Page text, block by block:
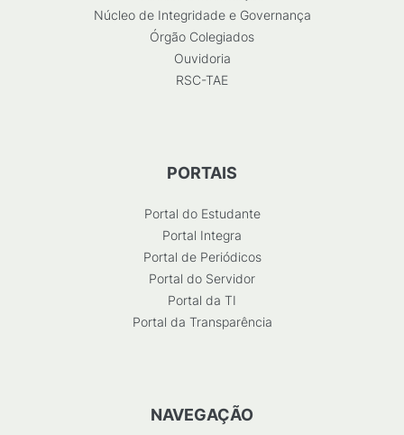
Núcleo de Integridade e Governança
Órgão Colegiados
Ouvidoria
RSC-TAE
PORTAIS
Portal do Estudante
Portal Integra
Portal de Periódicos
Portal do Servidor
Portal da TI
Portal da Transparência
NAVEGAÇÃO